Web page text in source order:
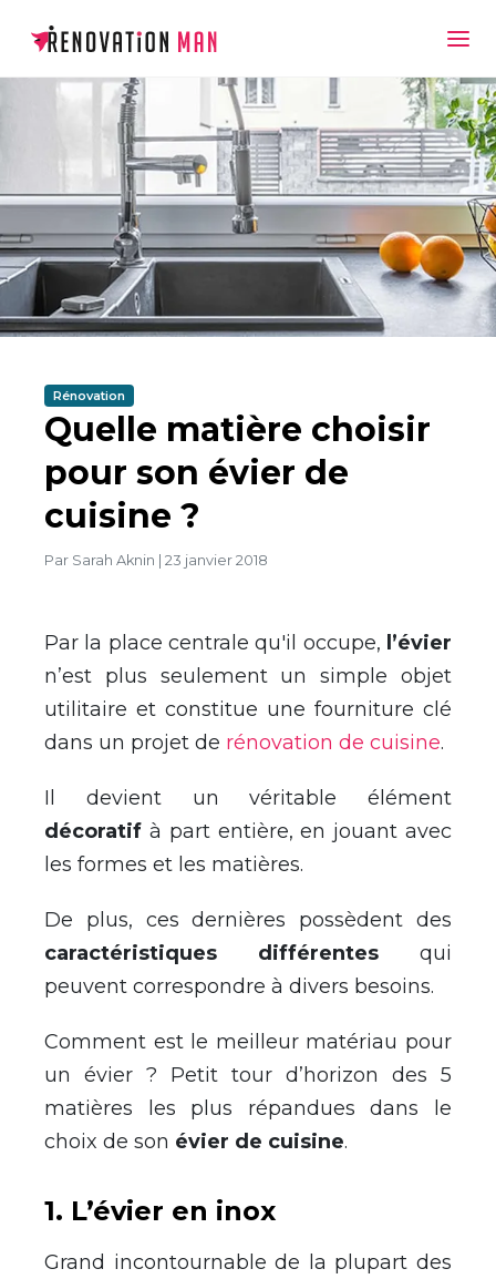
Rénovation
Quelle matière choisir
pour son évier de
cuisine ?
Par Sarah Aknin 23 janvier 2018
Par la place centrale qu'il occupe, l’évier
n’est plus seulement un simple objet
utilitaire et constitue une fourniture clé
dans un projet de rénovation de cuisine.
Il devient un véritable élément
décoratif à part entière, en jouant avec
les formes et les matières.
De plus, ces dernières possèdent des
caractéristiques différentes qui
peuvent correspondre à divers besoins.
Comment est le meilleur matériau pour
un évier ? Petit tour d’horizon des 5
matières les plus répandues dans le
choix de son évier de cuisine.
1. L’évier en inox
Grand incontournable de la plupart des